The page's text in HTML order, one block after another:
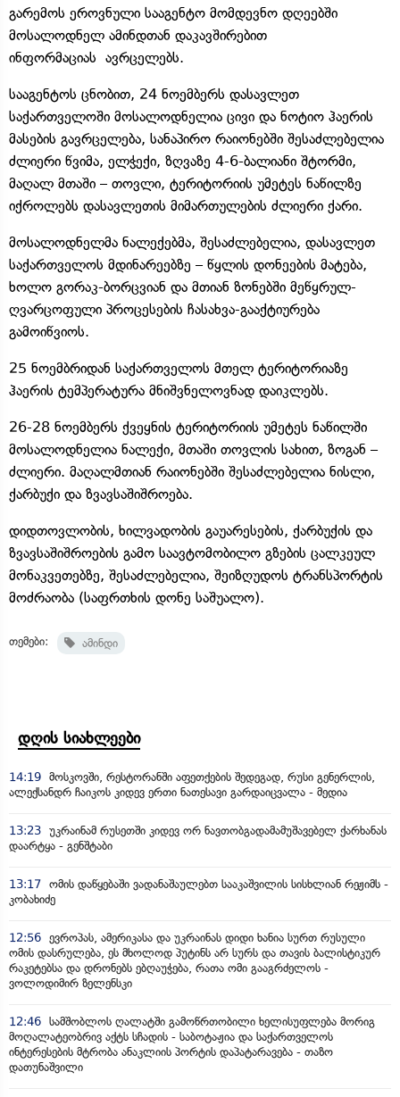
გარემოს ეროვნული სააგენტო მომდევნო დღეებში
მოსალოდნელ ამინდთან დაკავშირებით
ინფორმაციას ავრცელებს.
სააგენტოს ცნობით, 24 ნოემბერს დასავლეთ
საქართველოში მოსალოდნელია ცივი და ნოტიო ჰაერის
მასების გავრცელება, სანაპირო რაიონებში შესაძლებელია
ძლიერი წვიმა, ელჭექი, ზღვაზე 4-6-ბალიანი შტორმი,
მაღალ მთაში – თოვლი, ტერიტორიის უმეტეს ნაწილზე
იქროლებს დასავლეთის მიმართულების ძლიერი ქარი.
მოსალოდნელმა ნალექებმა, შესაძლებელია, დასავლეთ
საქართველოს მდინარეებზე – წყლის დონეების მატება,
ხოლო გორაკ-ბორცვიან და მთიან ზონებში მეწყრულ-
ღვარცოფული პროცესების ჩასახვა-გააქტიურება
გამოიწვიოს.
25 ნოემბრიდან საქართველოს მთელ ტერიტორიაზე
ჰაერის ტემპერატურა მნიშვნელოვნად დაიკლებს.
26-28 ნოემბერს ქვეყნის ტერიტორიის უმეტეს ნაწილში
მოსალოდნელია ნალექი, მთაში თოვლის სახით, ზოგან –
ძლიერი. მაღალმთიან რაიონებში შესაძლებელია ნისლი,
ქარბუქი და ზვავსაშიშროება.
დიდთოვლობის, ხილვადობის გაუარესების, ქარბუქის და
ზვავსაშიშროების გამო საავტომობილო გზების ცალკეულ
მონაკვეთებზე, შესაძლებელია, შეიზღუდოს ტრანსპორტის
მოძრაობა (საფრთხის დონე საშუალო).
თემები: ამინდი
დღის სიახლეები
14:19 მოსკოვში, რესტორანში აფეთქების შედეგად, რუსი გენერლის,
ალექსანდრ ჩაიკოს კიდევ ერთი ნათესავი გარდაიცვალა - მედია
13:23 უკრაინამ რუსეთში კიდევ ორ ნავთობგადამამუშავებელ ქარხანას
დაარტყა - გენშტაბი
13:17 ომის დაწყებაში ვადანაშაულებთ სააკაშვილის სისხლიან რეჟიმს -
კობახიძე
12:56 ევროპას, ამერიკასა და უკრაინას დიდი ხანია სურთ რუსული
ომის დასრულება, ეს მხოლოდ პუტინს არ სურს და თავის ბალისტიკურ
რაკეტებსა და დრონებს ებღაუჭება, რათა ომი გააგრძელოს -
ვოლოდიმირ ზელენსკი
12:46 სამშობლოს ღალატში გამოწრთობილი ხელისუფლება მორიგ
მოღალატეობრივ აქტს სჩადის - საბოტაჟია და საქართველოს
ინტერესების მტრობა ანაკლიის პორტის დაპატარავება - თაზო
დათუნაშვილი